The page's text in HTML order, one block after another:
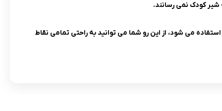
کودک نمی رسانند.
می شود، از این رو شما می توانید به راحتی تمامی نقاط